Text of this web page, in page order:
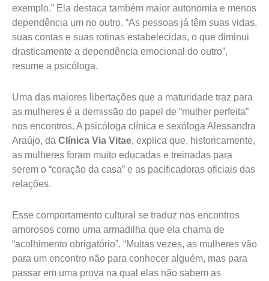
exemplo.” Ela destaca também maior autonomia e menos
dependência um no outro. “As pessoas já têm suas vidas,
suas contas e suas rotinas estabelecidas, o que diminui
drasticamente a dependência emocional do outro”,
resume a psicóloga.
Uma das maiores libertações que a maturidade traz para
as mulheres é a demissão do papel de “mulher perfeita”
nos encontros. A psicóloga clínica e sexóloga Alessandra
Araújo, da Clínica Via Vitae, explica que, historicamente,
as mulheres foram muito educadas e treinadas para
serem o “coração da casa” e as pacificadoras oficiais das
relações.
Esse comportamento cultural se traduz nos encontros
amorosos como uma armadilha que ela chama de
“acolhimento obrigatório”. “Muitas vezes, as mulheres vão
para um encontro não para conhecer alguém, mas para
passar em uma prova na qual elas não sabem as